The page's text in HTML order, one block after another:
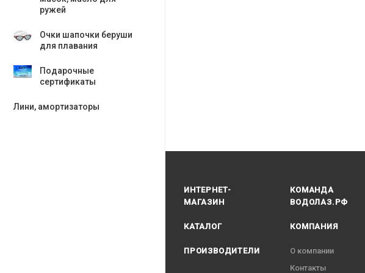
ружей
Очки шапочки беруши
для плавания
Подарочные
сертификаты
Лини, амортизаторы
ИНТЕРНЕТ-
МАГАЗИН
КАТАЛОГ
ПРОИЗВОДИТЕЛИ
КОМАНДА
ВОДОЛАЗ.РФ
КОМПАНИЯ
О компании
Контакты